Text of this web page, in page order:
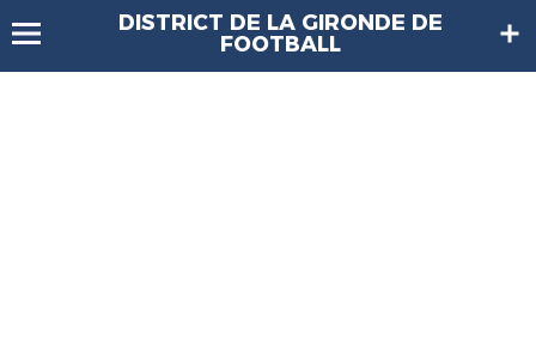
DISTRICT DE LA GIRONDE DE
FOOTBALL